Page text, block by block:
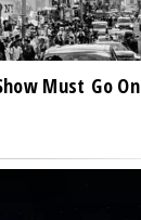
Must Go On